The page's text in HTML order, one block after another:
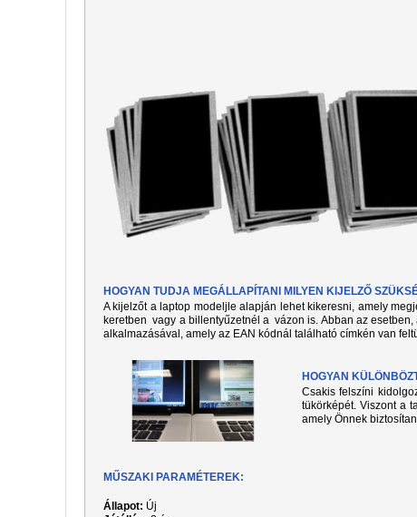
HOGYAN TUDJA MEGÁLLAPÍTANI MILYEN KIJELZŐ
A kijelzőt a laptop modeljle alapján lehet kikeresni, amely
keretben vagy a billentyűzetnél a vázon is. Abban az
alkalmazásával, amely az EAN kódnál található címkén van
HOGYAN
Csakis felszíni
tükörképét. Viszont a
amely Önnek
MŰSZAKI PARAMÉTEREK:
Állapot: Új